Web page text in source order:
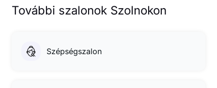
További szalonok Szolnokon
Szépségszalon